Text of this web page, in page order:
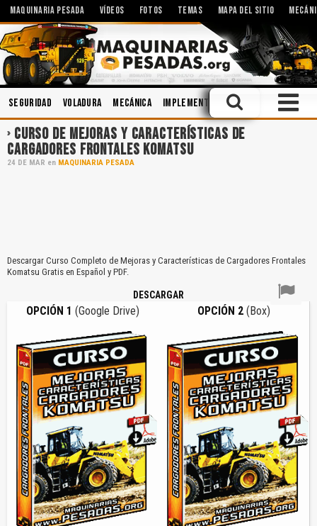
MAQUINARIA PESADA VÍDEOS FOTOS TEMAS MAPA DEL SITIO
Seguridad Voladura Mecánica Implementos Minería
CURSO DE MEJORAS Y CARACTERÍSTICAS DE
CARGADORES FRONTALES KOMATSU
24 DE MAR en MAQUINARIA PESADA
Descargar Curso Completo de Mejoras y Características de Cargadores Frontales
Komatsu Gratis en Español y PDF.
DESCARGAR
OPCIÓN 1 (Google Drive) OPCIÓN 2(Box)